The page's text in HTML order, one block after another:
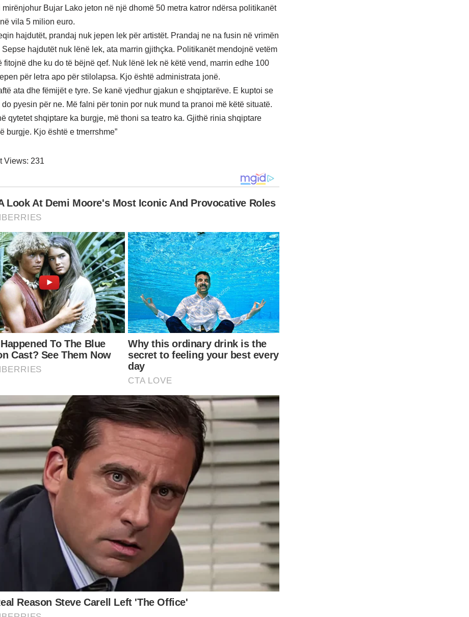
mirënjohur Bujar Lako jeton në një dhomë 50 metra katror ndërsa politikanët
vila 5 milion euro.
hajdutët, prandaj nuk jepen lek për artistët. Prandaj ne na fusin në vrimën
Sepse hajdutët nuk lënë lek, ata marrin gjithçka. Politikanët mendojnë vetëm
fitojnë dhe ku do të bëjnë qef. Nuk lënë lek në këtë vend, marrin edhe 100
për letra apo për stilolapsa. Kjo është administrata jonë.
ata dhe fëmijët e tyre. Se kanë vjedhur gjakun e shqiptarëve. E kuptoi se
do pyesin për ne. Më falni për tonin por nuk mund ta pranoi më këtë situatë.
qytetet shqiptare ka burgje, më thoni sa teatro ka. Gjithë rinia shqiptare
burgje. Kjo është e tmerrshme”
Views: 231